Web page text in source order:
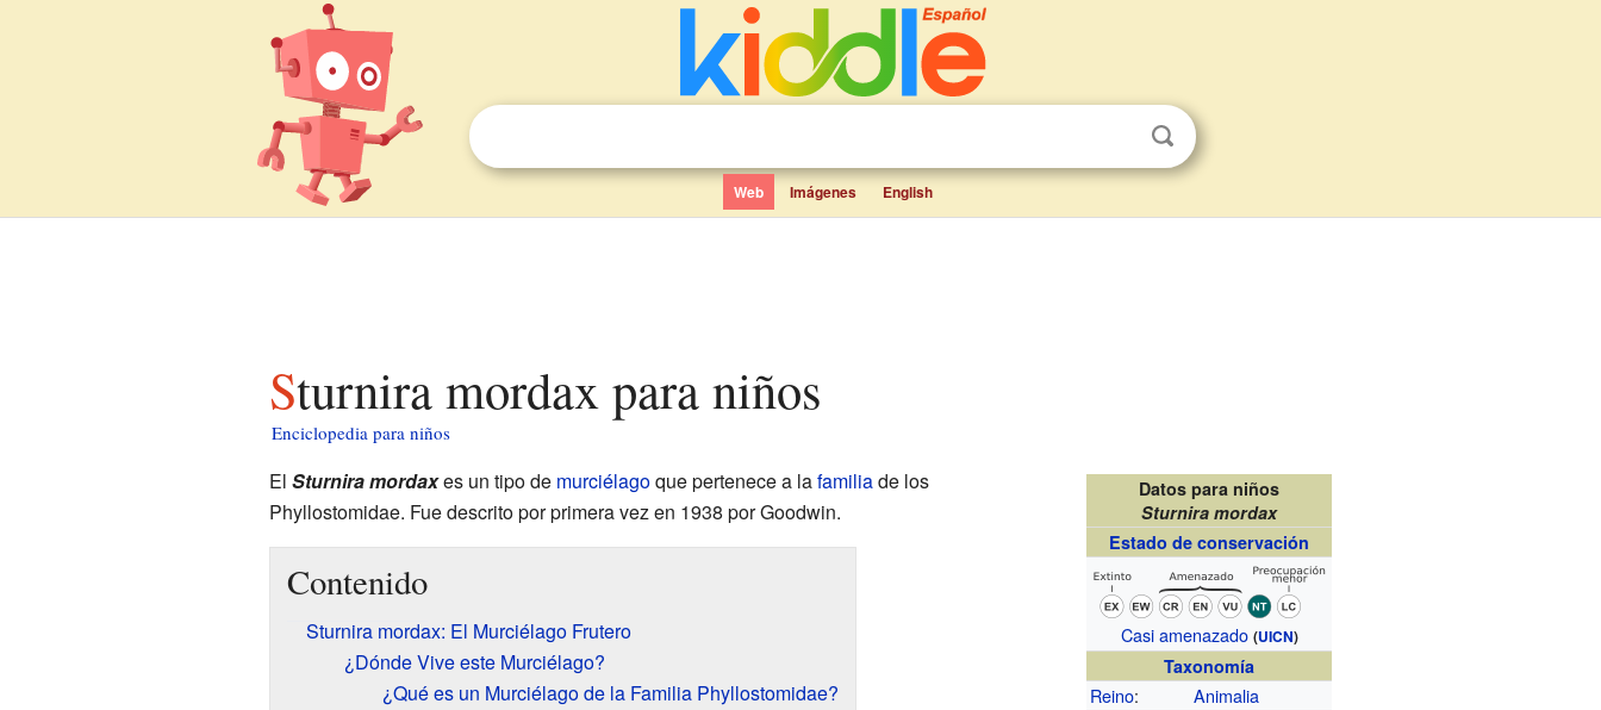
Web Imágenes English
Sturnira mordax para niños
Enciclopedia para niños
Datos para niños
Sturnira mordax
Estado de conservación
Casi amenazado (UICN)
Taxonomía
Reino:
Animalia
El Sturnira mordaxes un tipo de murciélagoque pertenece a lafamiliade los
Phyllostomidae. Fue descrito por primera vez en 1938 por Goodwin.
Contenido
Sturnira mordax: El Murciélago Frutero
¿Dónde Vive este Murciélago?
¿Qué es un Murciélago de la Familia Phyllostomidae?